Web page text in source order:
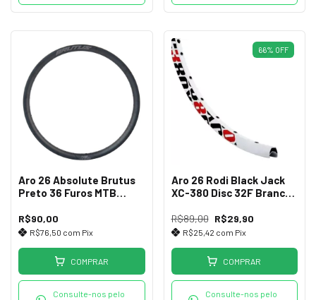
Aro 26 Absolute Brutus
Preto 36 Furos MTB
R$90,00
R$76,50 com Pix
COMPRAR
Consulte-nos pelo
66% OFF
Aro 26 Rodi Black Jack
XC-380 Disc 32F Branco
R$89,00 R$29,90
R$25,42 com Pix
COMPRAR
Consulte-nos pelo